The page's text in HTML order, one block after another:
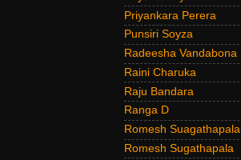
Priyankara Perera
Punsiri Soyza
Radeesha Vandabona
Raini Charuka
Raju Bandara
Ranga D
Romesh Suagathapala
Romesh Sugathapala